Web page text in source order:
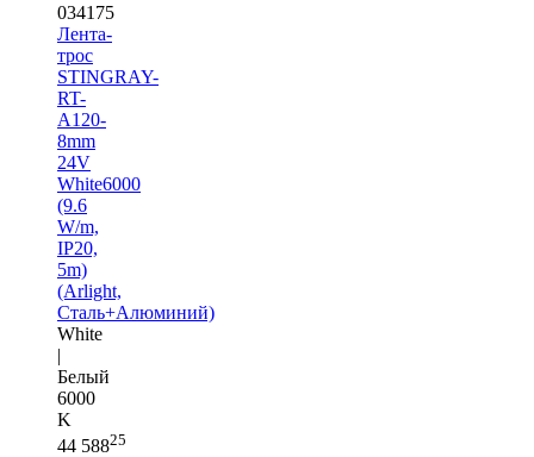
034175
Лента-
трос
STINGRAY-
RT-
A120-
8mm
24V
White6000
(9.6
W/m,
IP20,
5m)
(Arlight,
Сталь+Алюминий)
White
|
Белый
6000
K
44 58825